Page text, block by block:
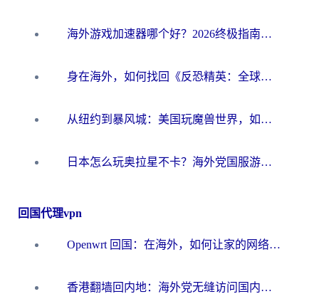
海外游戏加速器哪个好？2026终极指南帮你畅玩国服+解决卡顿难题
身在海外，如何找回《反恐精英：全球攻势》国服的丝滑手感？一份给你的终极指南
从纽约到暴风城：美国玩魔兽世界，如何找到你的最佳网络航线
日本怎么玩奥拉星不卡？海外党国服游戏加速器选择全攻略
回国代理vpn
Openwrt 回国：在海外，如何让家的网络触手可及
香港翻墙回内地：海外党无缝访问国内资源的加速器选择全攻略